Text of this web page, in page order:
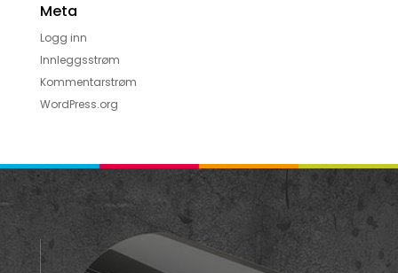
Meta
Logg inn
Innleggsstrøm
Kommentarstrøm
WordPress.org